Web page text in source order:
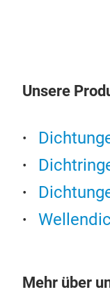
Unsere
Mehr über